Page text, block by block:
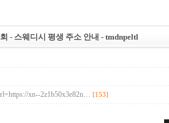
- 스웨디시 평생 주소 안내 - tmdnpeltl
xn--2z1b50x3e82n… [153]